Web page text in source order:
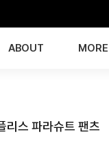
ABOUT MORE
리스 파라슈트 팬츠